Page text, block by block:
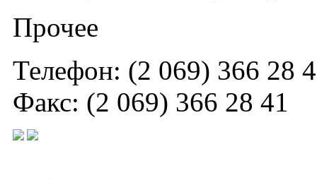
Прочее
Телефон: (2 069) 366 28
Факс: (2 069) 366 28 41